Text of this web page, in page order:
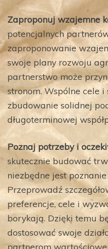
Zaproponuj wzajemne
potencjalnych
zaproponowanie
swoje plany rozwoju
partnerstwo może
stronom. Wspólne cele
zbudowanie solidnej
długoterminowej
Poznaj potrzeby i
skutecznie budować
niezbędne jest
Przeprowadź
preferencje, cele i
borykają. Dzięki temu
dostosować swoje
partnerom